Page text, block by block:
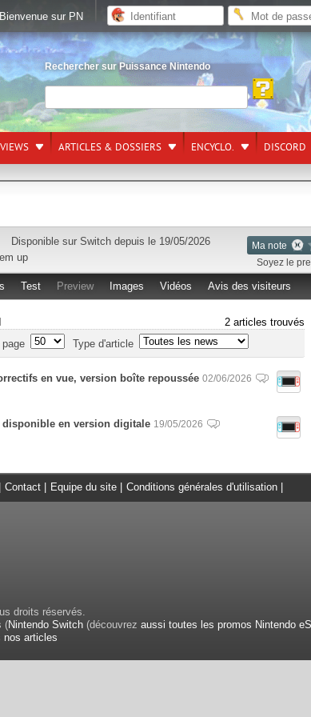
Rechercher sur Puissance Nintendo
ARTICLES & DOSSIERS ENCYCLO. DISCORD
Ma note
Soyez le
Disponible sur Switch depuis le 19/05/2026
up
Test Preview Images Vidéos Avis des visiteurs
2 articles trouvés
page Type d'article
en vue, version boîte repoussée 02/06/2026
disponible en version digitale 19/05/2026
Contact Equipe du site Conditions générales d'utilisation
droits réservés.
(Nintendo Switch (découvrez aussi toutes les promos Nintendo
nos articles
Bienvenue sur PN